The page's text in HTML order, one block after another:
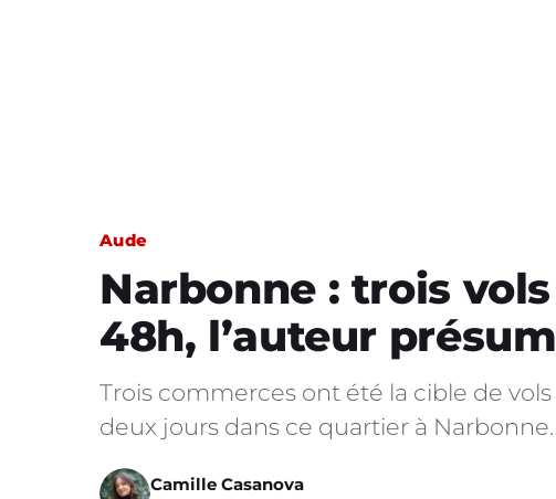
Aude
Narbonne : trois
48h, l’auteur
Trois commerces ont été la cible de
deux jours dans ce quartier à Narbonne.
Camille Casanova